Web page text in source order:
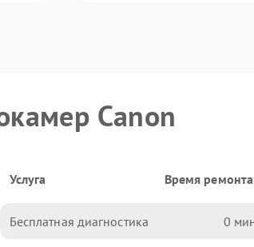
Canon
Услуга Время ремонта
Бесплатная диагностика 0